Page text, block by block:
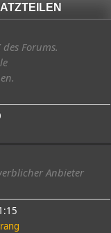
des Forums.
Anbieter